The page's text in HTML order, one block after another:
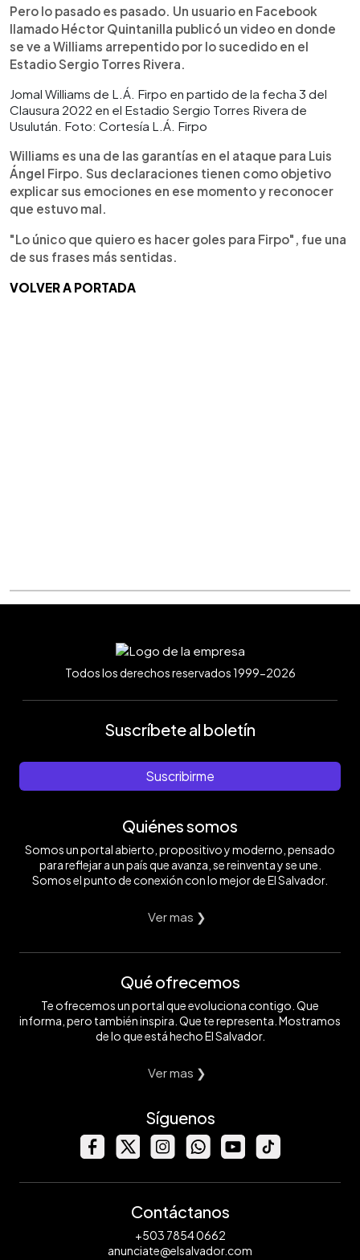
Pero lo pasado es pasado. Un usuario en Facebook
llamado Héctor Quintanilla publicó un video en donde
se ve a Williams arrepentido por lo sucedido en el
Estadio Sergio Torres Rivera.
Jomal Williams de L.Á. Firpo en partido de la fecha 3 del
Clausura 2022 en el Estadio Sergio Torres Rivera de
Usulután. Foto: Cortesía L.Á. Firpo
Williams es una de las garantías en el ataque para Luis
Ángel Firpo. Sus declaraciones tienen como objetivo
explicar sus emociones en ese momento y reconocer
que estuvo mal.
"Lo único que quiero es hacer goles para Firpo", fue una
de sus frases más sentidas.
VOLVER A PORTADA
Todos los derechos reservados 1999-2026
Suscríbete al boletín
Suscribirme
Quiénes somos
Somos un portal abierto, propositivo y moderno, pensado
para reflejar a un país que avanza, se reinventa y se une.
Somos el punto de conexión con lo mejor de El Salvador.
Ver mas ❯
Qué ofrecemos
Te ofrecemos un portal que evoluciona contigo. Que
informa, pero también inspira. Que te representa. Mostramos
de lo que está hecho El Salvador.
Ver mas ❯
Síguenos
Contáctanos
+503 7854 0662
anunciate@elsalvador.com